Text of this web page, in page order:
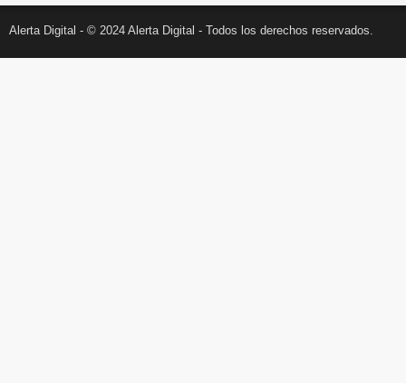
Alerta Digital - © 2024 Alerta Digital - Todos los derechos reservados.